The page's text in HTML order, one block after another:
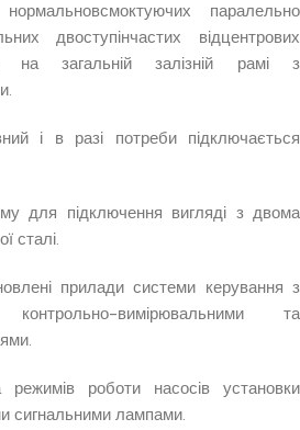
паралельно
двоступінчастих відцентрових
на загальній залізній рамі з
і в разі потреби підключається
для підключення вигляді з двома
сталі.
прилади системи керування з
вимірювальними та
режимів роботи насосів установки
сигнальними лампами.